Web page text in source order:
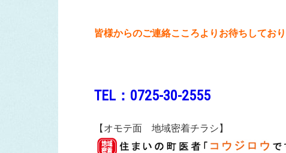
皆様からのご連絡こころよりお待ちしてお
TEL：0725-30-2555
【オモテ面 地域密着チラシ】